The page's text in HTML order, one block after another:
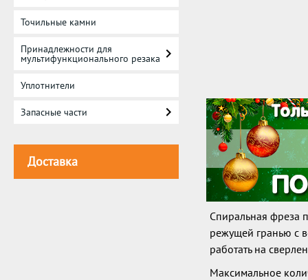
Точильные камни
Принадлежности для
мультифункционального резака
Уплотнители
Запасные части
Доставка
Спиральная фреза
режущей гранью с
работать на
Максимальное